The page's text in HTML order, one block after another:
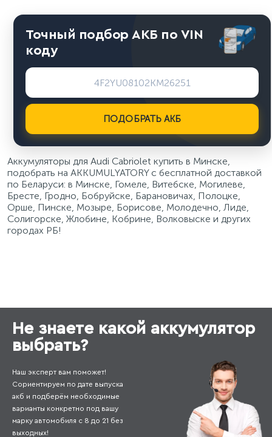
Точный подбор АКБ по VIN
коду
ПОДОБРАТЬ АКБ
Аккумуляторы для Audi Cabriolet купить в Минске,
подобрать на AKKUMULYATORY с бесплатной доставкой
по Беларуси: в Минске, Гомеле, Витебске, Могилеве,
Бресте, Гродно, Бобруйске, Барановичах, Полоцке,
Орше, Пинске, Мозыре, Борисове, Молодечно, Лиде,
Солигорске, Жлобине, Кобрине, Волковыске и других
городах РБ!
Не знаете какой аккумулятор
выбрать?
Наш эксперт вам поможет!
Сориентируем по дате выпуска
акб и подберём необходимые
варианты конкретно под вашу
марку автомобиля с 8 до 21 без
выходных!